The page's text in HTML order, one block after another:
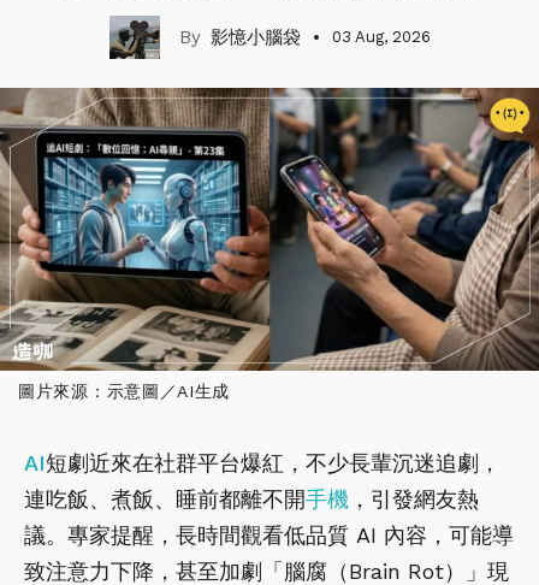
影憶小腦袋 03 Aug, 2026
圖片來源：示意圖／AI生成
AI短劇近來在社群平台爆紅，不少長輩沉迷追劇，
連吃飯、煮飯、睡前都離不開手機 ，引發網友熱
議。專家提醒，長時間觀看低品質 AI 內容，可能導
致注意力下降，甚至加劇「腦腐（Brain Rot）」現